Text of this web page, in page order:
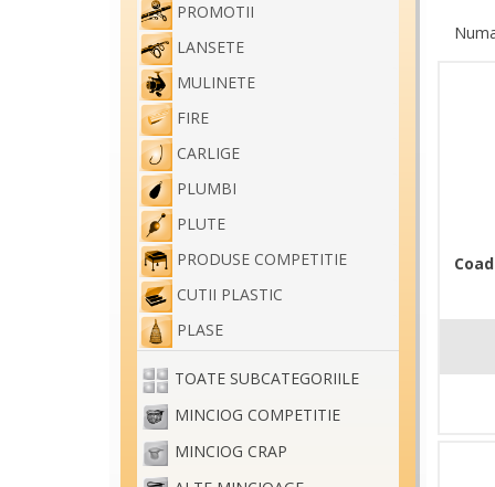
PROMOTII
LANSETE
MULINETE
FIRE
CARLIGE
PLUMBI
PLUTE
PRODUSE COMPETITIE
CUTII PLASTIC
PLASE
TOATE SUBCATEGORIILE
MINCIOG COMPETITIE
MINCIOG CRAP